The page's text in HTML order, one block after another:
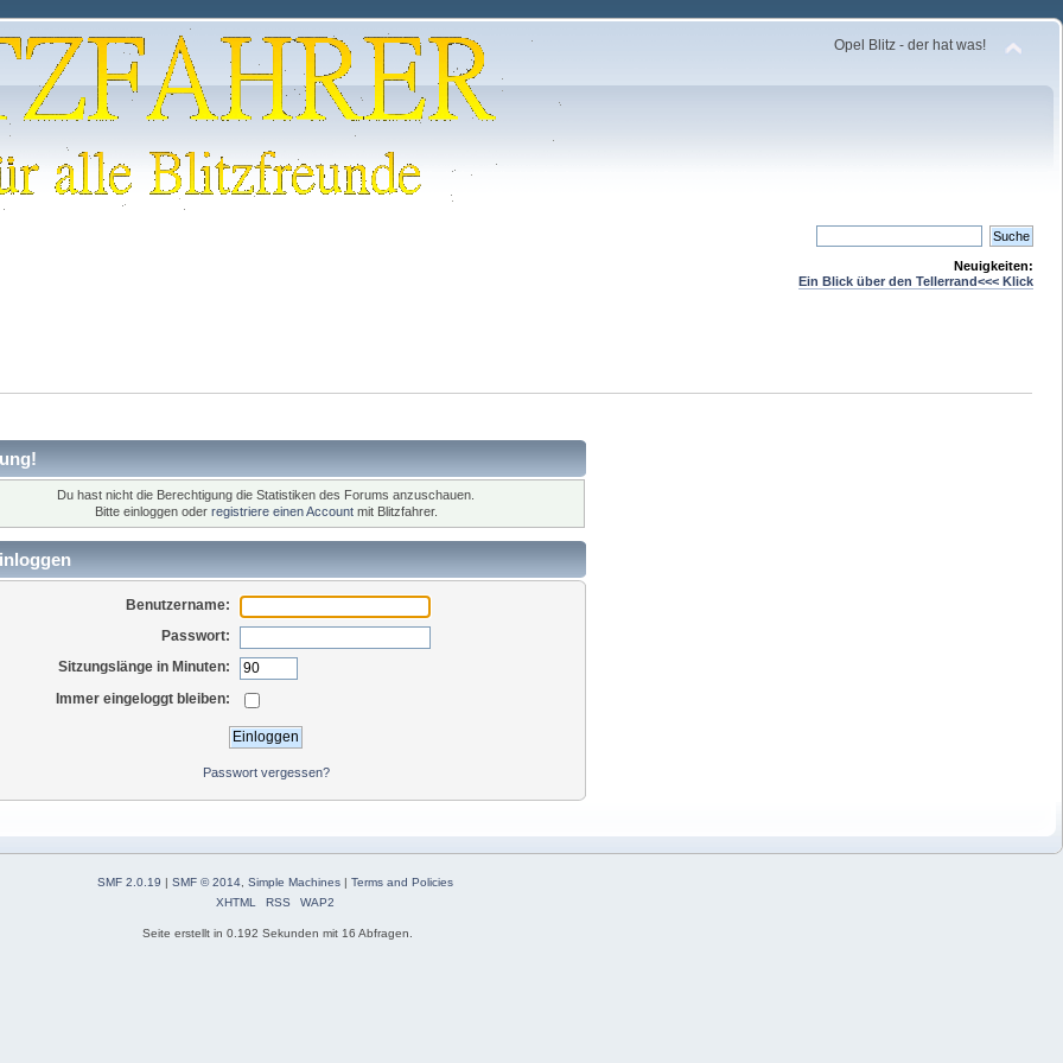
Opel Blitz - der hat was!
Neuigkeiten:
Ein Blick über den Tellerrand<<< Klick
Du hast nicht die Berechtigung die Statistiken des Forums anzuschauen.
Bitte einloggen oder registriere einen Accountmit Blitzfahrer.
Benutzername:
Passwort:
Sitzungslänge in Minuten:
Immer eingeloggt bleiben:
Passwort vergessen?
SMF 2.0.19 | SMF © 2014, Simple Machines| Terms and Policies
XHTML
RSS WAP2
Seite erstellt in 0.192 Sekunden mit 16 Abfragen.